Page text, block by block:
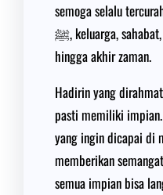
semoga selalu
ﷺ, keluarga, sahabat, dan seluruh pengikutnya
hingga akhir zaman.
Hadirin yang
pasti memiliki
yang ingin dicapai di
memberikan
semua impian bisa